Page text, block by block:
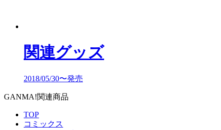
関連グッズ
2018/05/30〜発売
GANMA!関連商品
TOP
コミックス